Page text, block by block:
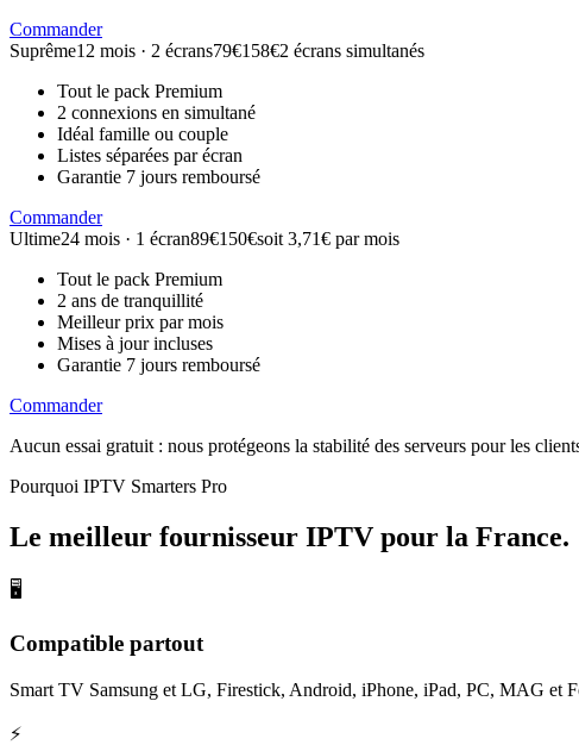
Commander
Suprême12 mois · 2 écrans79€158€2 écrans simultanés
Tout le pack Premium
2 connexions en simultané
Idéal famille ou couple
Listes séparées par écran
Garantie 7 jours remboursé
Commander
Ultime24 mois · 1 écran89€150€soit 3,71€ par mois
Tout le pack Premium
2 ans de tranquillité
Meilleur prix par mois
Mises à jour incluses
Garantie 7 jours remboursé
Commander
Aucun essai gratuit : nous protégeons la stabilité des serveurs pour les
Pourquoi IPTV Smarters Pro
Le meilleur fournisseur IPTV pour la France.
🖥
Compatible partout
Smart TV Samsung et LG, Firestick, Android, iPhone, iPad, PC, MAG et
⚡